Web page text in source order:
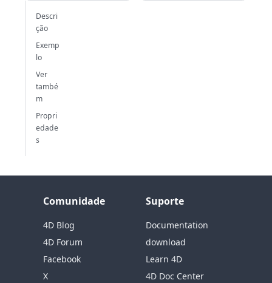
Descri
ção
Exemp
lo
Ver
també
m
Propri
edade
s
Comunidade
4D Blog
4D Forum
Facebook
X
Suporte
Documentation
download
Learn 4D
4D Doc Center